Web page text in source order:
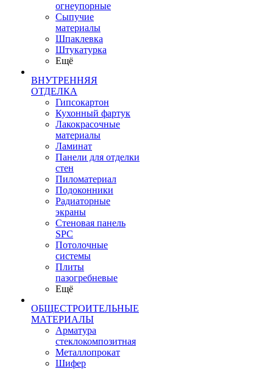
огнеупорные
Сыпучие
материалы
Шпаклевка
Штукатурка
Ещё
ВНУТРЕННЯЯ
ОТДЕЛКА
Гипсокартон
Кухонный фартук
Лакокрасочные
материалы
Ламинат
Панели для отделки
стен
Пиломатериал
Подоконники
Радиаторные
экраны
Стеновая панель
SPC
Потолочные
системы
Плиты
пазогребневые
Ещё
ОБЩЕСТРОИТЕЛЬНЫЕ
МАТЕРИАЛЫ
Арматура
стеклокомпозитная
Металлопрокат
Шифер